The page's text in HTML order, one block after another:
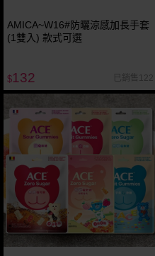
AMICA~W16#防曬涼感加長手套
(1雙入) 款式可選
$132 已銷售122